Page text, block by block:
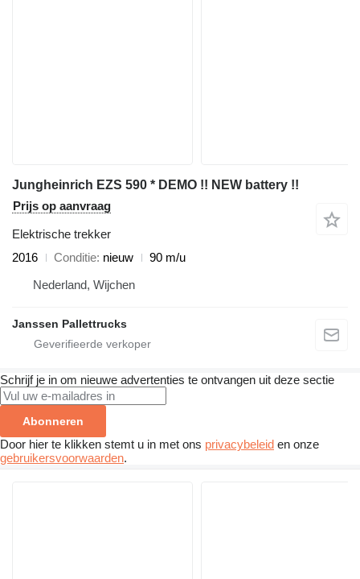
Jungheinrich EZS 590 * DEMO !! NEW battery !!
Prijs op aanvraag
Elektrische trekker
2016
Conditie nieuw
90 m/u
Nederland, Wijchen
Janssen Pallettrucks
Schrijf je in om nieuwe advertenties te ontvangen uit deze sectie
Abonneren
Door hier te klikken stemt u in met ons privacybeleid en onze
gebruikersvoorwaarden.